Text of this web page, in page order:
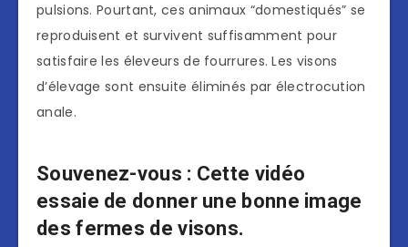
pulsions. Pourtant, ces animaux “domestiqués” se
reproduisent et survivent suffisamment pour
satisfaire les éleveurs de fourrures. Les visons
d’élevage sont ensuite éliminés par électrocution
anale.
Souvenez-vous : Cette vidéo
essaie de donner une bonne image
des fermes de visons.